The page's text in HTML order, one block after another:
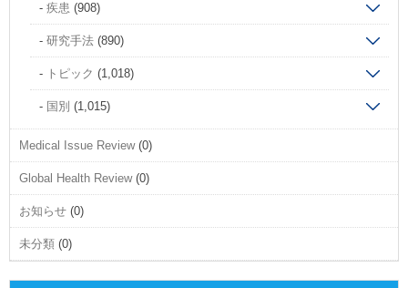
疾患 (908)
研究手法 (890)
トピック (1,018)
国別 (1,015)
Medical Issue Review(0)
Global Health Review(0)
お知らせ (0)
未分類 (0)